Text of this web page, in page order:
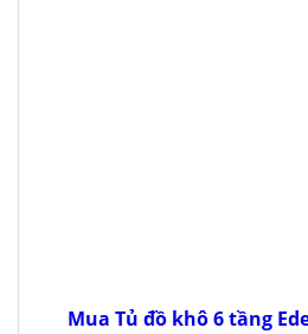
Mua Tủ đồ khô 6 tầng